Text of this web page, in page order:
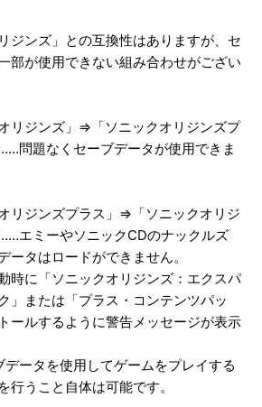
ム画面写真を、動画サイト／SNS等で
クリア後）は何かモードが追加された
ィング後（クリア後）もプレイ可能でし
応していますか、Xbox本体機能でのプ
Twitch からのストリーム配信で制限さ
ますか
Series X/ソニックオリジンズ・プラ
クオリジンズ」と共通ですか
Series X/ソニックオリジンズ・プラ
とXbox Oneでは実績は共有ですか、そ
か
ジンズ」との互換性はありますが、セ
部が使用できない組み合わせがござい
リジンズ」⇒「ソニックオリジンズプ
問題なくセーブデータが使用できま
リジンズプラス」⇒「ソニックオリジ
エミーやソニックCDのナックルズ
ータはロードができません。
時に「ソニックオリジンズ：エクスパ
」または「プラス・コンテンツパッ
ールするように警告メッセージが表示
ータを使用してゲームをプレイする
行うこと自体は可能です。